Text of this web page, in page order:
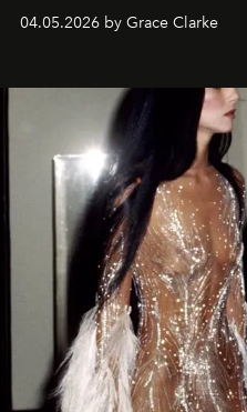
04.05.2026 by Grace Clarke